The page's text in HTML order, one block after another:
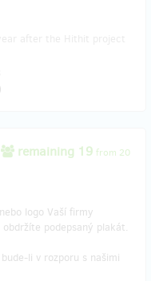
remaining 19 from 20
logo Vaší firmy
podepsaný plakát.
li v rozporu s našimi